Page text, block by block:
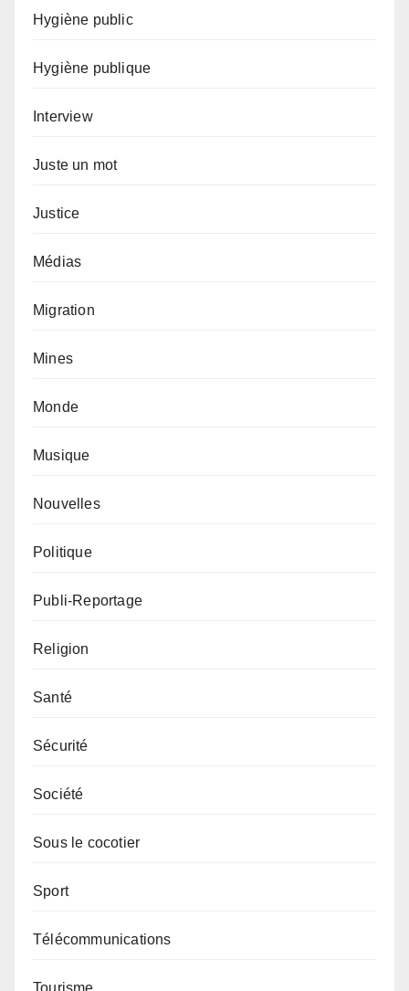
Hygiène public
Hygiène publique
Interview
Juste un mot
Justice
Médias
Migration
Mines
Monde
Musique
Nouvelles
Politique
Publi-Reportage
Religion
Santé
Sécurité
Société
Sous le cocotier
Sport
Télécommunications
Tourisme